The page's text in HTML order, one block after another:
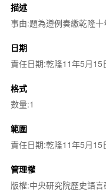
描述
事由:題為遵例奏繳乾隆
日期
責任日期:乾隆11年5月15
格式
數量:1
範圍
責任日期:乾隆11年5月15
管理權
版權:中央研究院歷史語